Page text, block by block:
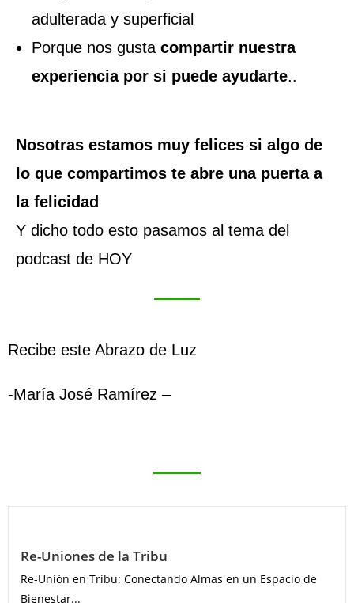
adulterada y superficial
Porque nos gusta compartir nuestra
experiencia por si puede ayudarte..
Nosotras estamos muy felices si algo de
lo que compartimos te abre una puerta a
la felicidad
Y dicho todo esto pasamos al tema del
podcast de HOY
Recibe este Abrazo de Luz
-María José Ramírez –
Re-Uniones de la Tribu
Re-Unión en Tribu: Conectando Almas en un Espacio de
Bienestar...